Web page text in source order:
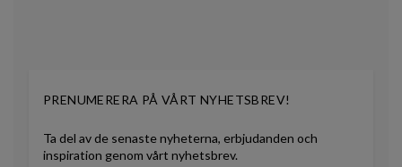
PRENUMERERA PÅ VÅRT NYHETSBREV!
Ta del av de senaste nyheterna, erbjudanden och
inspiration genom vårt nyhetsbrev.